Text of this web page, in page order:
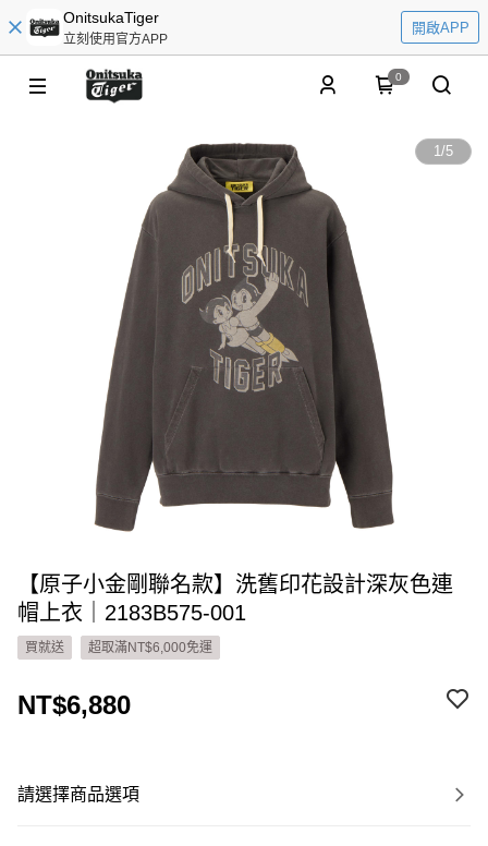
OnitsukaTiger
立刻使用官方APP
開啟APP
0
1/5
【原子小金剛聯名款】洗舊印花設計深灰色連
帽上衣｜2183B575-001
買就送 超取滿NT$6,000免運
NT$6,880
請選擇商品選項